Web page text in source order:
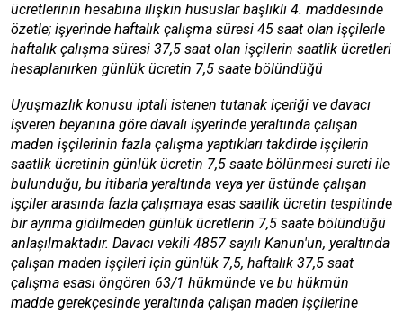
ücretlerinin hesabına ilişkin hususlar başlıklı 4. maddesinde
özetle; işyerinde haftalık çalışma süresi 45 saat olan işçilerle
haftalık çalışma süresi 37,5 saat olan işçilerin saatlik ücretleri
hesaplanırken günlük ücretin 7,5 saate bölündüğü
Uyuşmazlık konusu iptali istenen tutanak içeriği ve davacı
işveren beyanına göre davalı işyerinde yeraltında çalışan
maden işçilerinin fazla çalışma yaptıkları takdirde işçilerin
saatlik ücretinin günlük ücretin 7,5 saate bölünmesi sureti ile
bulunduğu, bu itibarla yeraltında veya yer üstünde çalışan
işçiler arasında fazla çalışmaya esas saatlik ücretin tespitinde
bir ayrıma gidilmeden günlük ücretlerin 7,5 saate bölündüğü
anlaşılmaktadır. Davacı vekili 4857 sayılı Kanun'un, yeraltında
çalışan maden işçileri için günlük 7,5, haftalık 37,5 saat
çalışma esası öngören 63/1 hükmünde ve bu hükmün
madde gerekçesinde yeraltında çalışan maden işçilerine